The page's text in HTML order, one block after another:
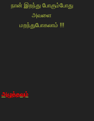
நான் இறந்து போகும்போது
அவளை
மறந்துபோகலாம் !!!
அழுத்தவும்